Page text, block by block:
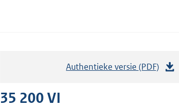
Authentieke versie (PDF)
35 200 VI